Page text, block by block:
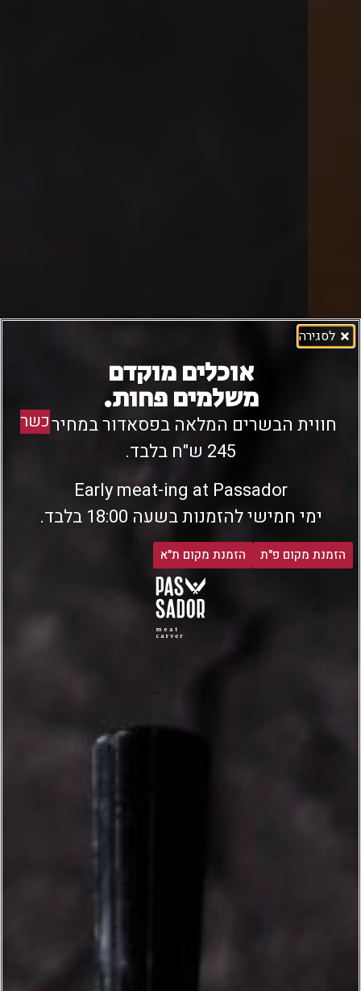
לסגירה
כשר
אוכלים מוקדם
משלמים פחות.
חווית הבשרים המלאה בפסאדור במחיר של
245 ש"ח בלבד.
Early meat-ing at Passador
ימי חמישי להזמנות בשעה 18:00 בלבד.
הזמנת מקום פ"ת הזמנת מקום ת"א